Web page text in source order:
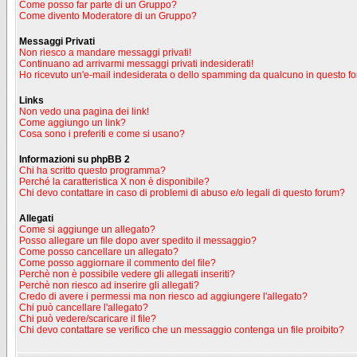
Come posso far parte di un Gruppo?
Come divento Moderatore di un Gruppo?
Messaggi Privati
Non riesco a mandare messaggi privati!
Continuano ad arrivarmi messaggi privati indesiderati!
Ho ricevuto un'e-mail indesiderata o dello spamming da qualcuno in questo
Links
Non vedo una pagina dei link!
Come aggiungo un link?
Cosa sono i preferiti e come si usano?
Informazioni su phpBB 2
Chi ha scritto questo programma?
Perché la caratteristica X non è disponibile?
Chi devo contattare in caso di problemi di abuso e/o legali di questo forum?
Allegati
Come si aggiunge un allegato?
Posso allegare un file dopo aver spedito il messaggio?
Come posso cancellare un allegato?
Come posso aggiornare il commento del file?
Perchè non è possibile vedere gli allegati inseriti?
Perchè non riesco ad inserire gli allegati?
Credo di avere i permessi ma non riesco ad aggiungere l'allegato?
Chi può cancellare l'allegato?
Chi può vedere/scaricare il file?
Chi devo contattare se verifico che un messaggio contenga un file proibito?